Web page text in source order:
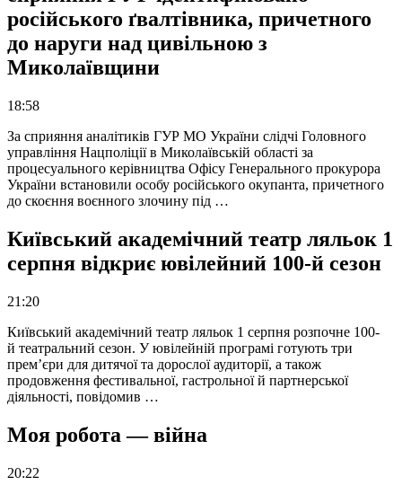
російського ґвалтівника, причетного
до наруги над цивільною з
Миколаївщини
18:58
За сприяння аналітиків ГУР МО України слідчі Головного
управління Нацполіції в Миколаївській області за
процесуального керівництва Офісу Генерального прокурора
України встановили особу російського окупанта, причетного
до скоєння воєнного злочину під …
Київський академічний театр ляльок 1
серпня відкриє ювілейний 100-й сезон
21:20
Київський академічний театр ляльок 1 серпня розпочне 100-
й театральний сезон. У ювілейній програмі готують три
прем’єри для дитячої та дорослої аудиторії, а також
продовження фестивальної, гастрольної й партнерської
діяльності, повідомив …
Моя робота — війна
20:22